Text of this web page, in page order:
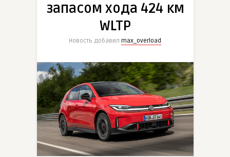
запасом хода 424 км
WLTP
Новость добавил max_overload